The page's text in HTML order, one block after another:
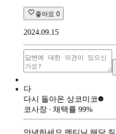
좋아요 0
2024.09.15
다
다시 돌아온 상코미코
코사장 ∙ 채택률 99%
안녕하세요 멘티님 해당